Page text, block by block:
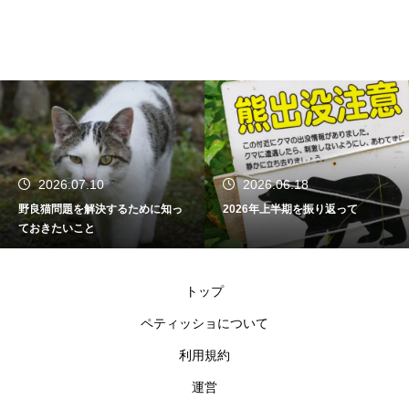
2026.06.18
2026年上半期を振り返って
2026.01.08
新年のご挨拶
トップ
ペティッショについて
利用規約
運営